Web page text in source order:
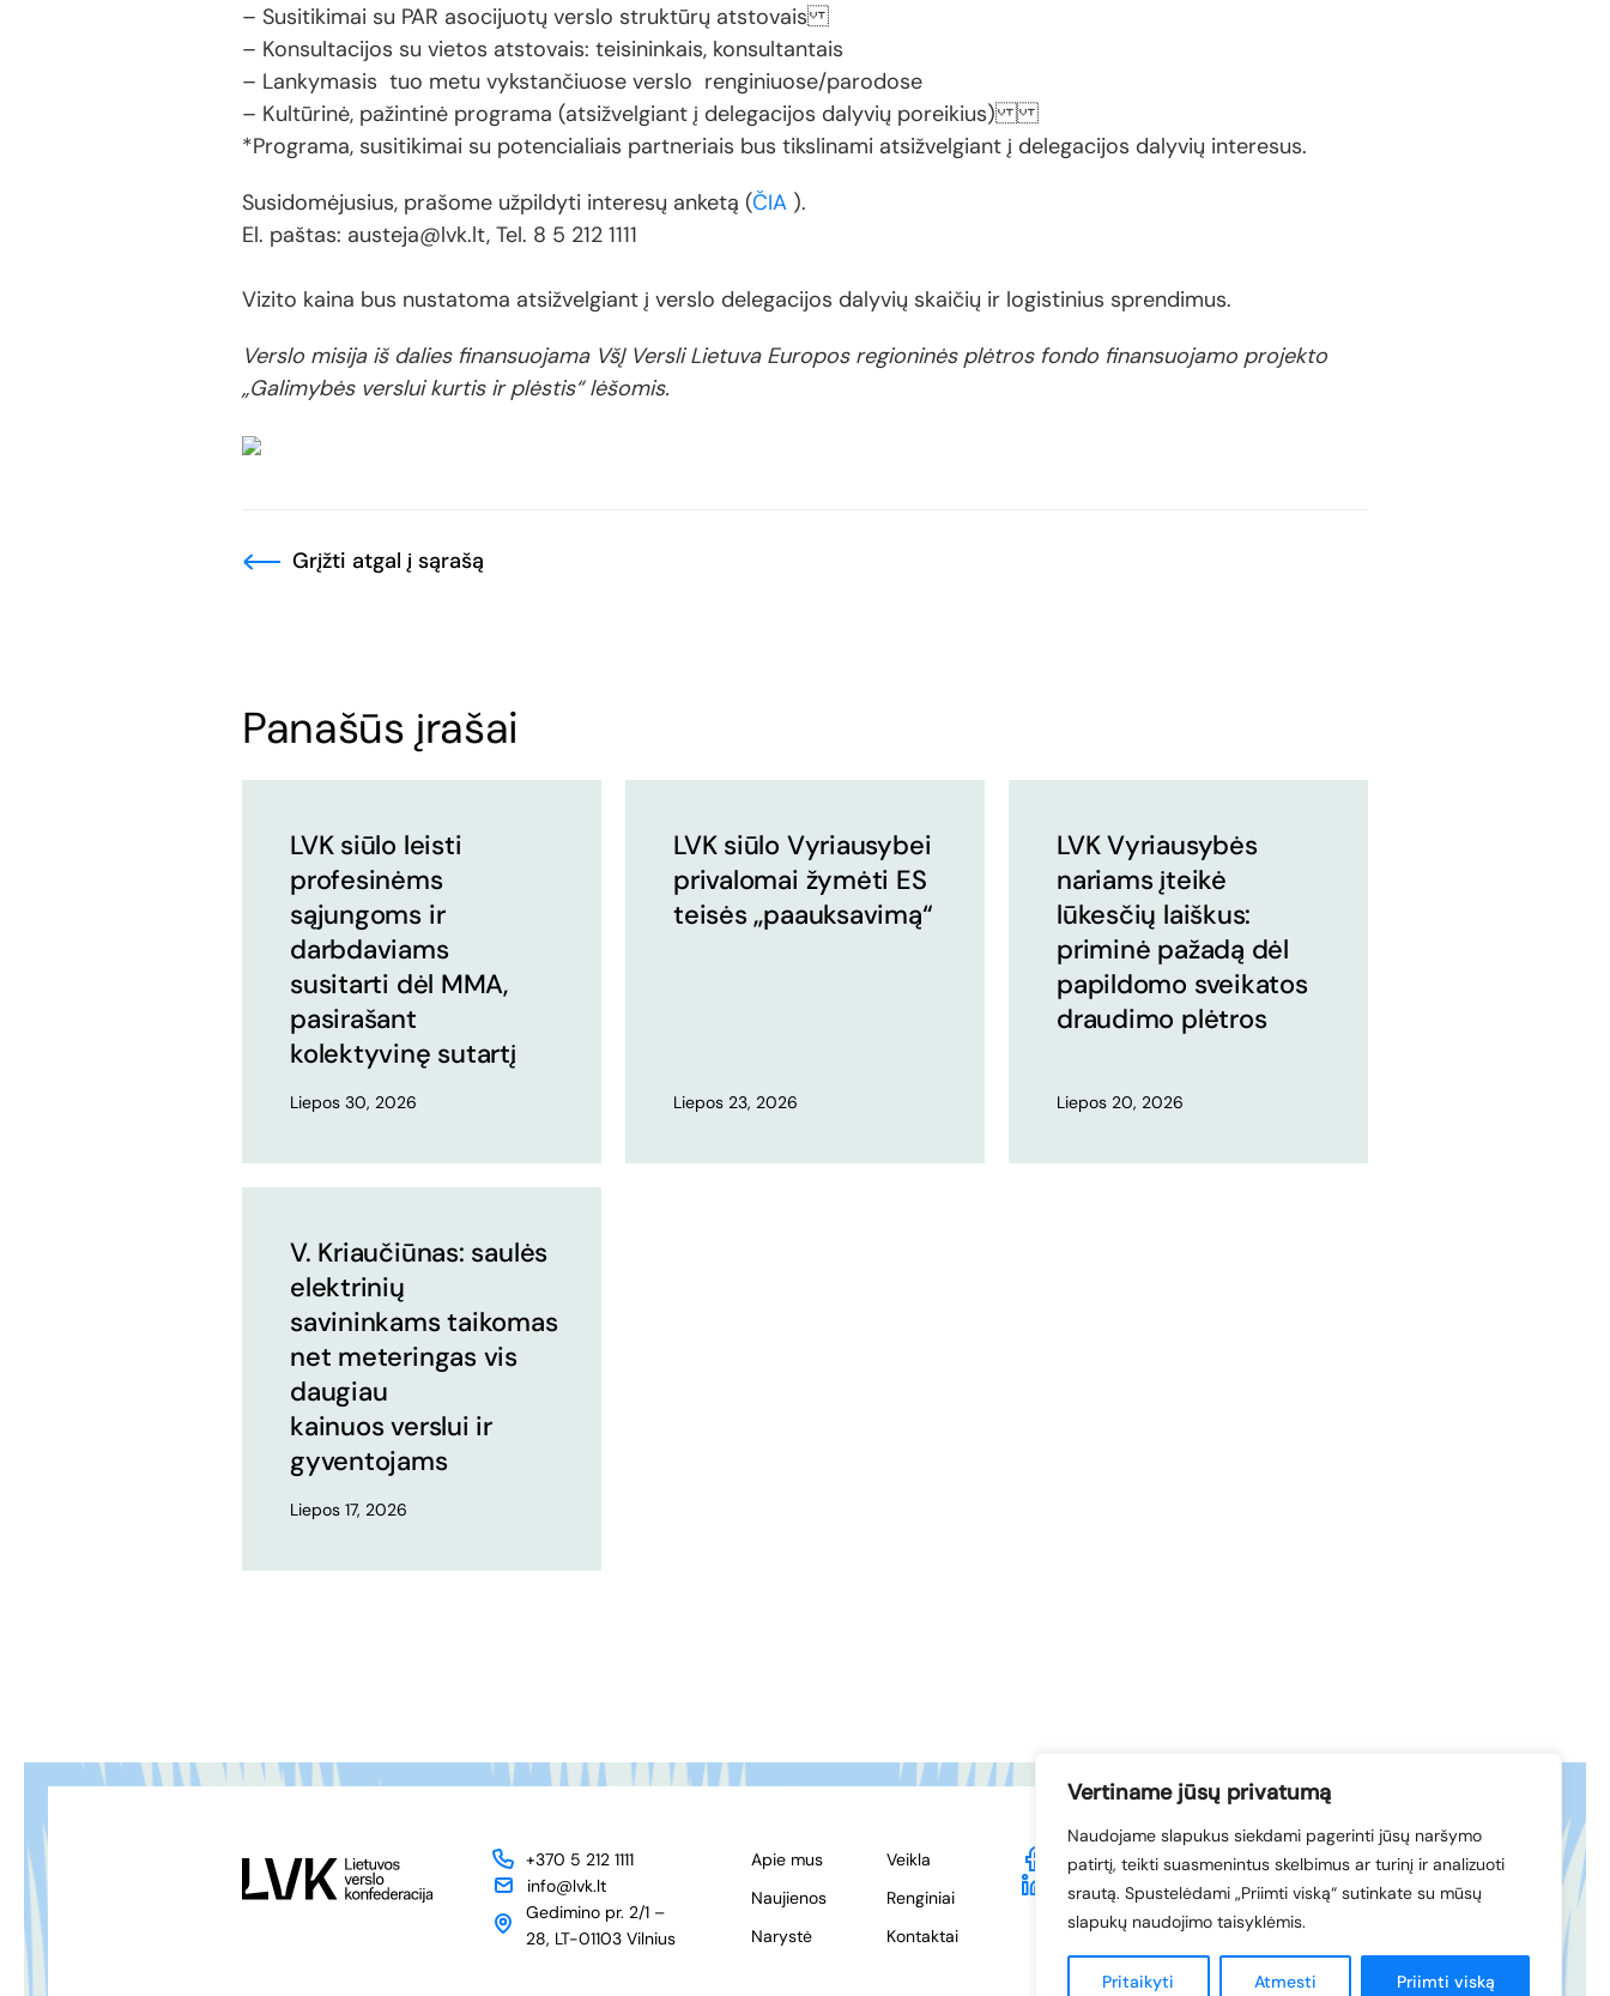
Vertiname jūsų privatumą
Naudojame slapukus siekdami pagerinti jūsų naršymo
patirtį, teikti suasmenintus skelbimus ar turinį ir analizuoti
srautą. Spustelėdami „Priimti viską“ sutinkate su mūsų
slapukų naudojimo taisyklėmis.
Pritaikyti Atmesti Priimti viską
– Susitikimai su PAR asocijuotų verslo struktūrų atstovais
– Konsultacijos su vietos atstovais: teisininkais, konsultantais
– Lankymasis tuo metu vykstančiuose verslo renginiuose/parodose
– Kultūrinė, pažintinė programa (atsižvelgiant į delegacijos dalyvių poreikius)
*Programa, susitikimai su potencialiais partneriais bus tikslinami atsižvelgiant į delegacijos dalyvių interesus.
Susidomėjusius, prašome užpildyti interesų anketą (ČIA ).
El. paštas: austeja@lvk.lt, Tel. 8 5 212 1111
Vizito kaina bus nustatoma atsižvelgiant į verslo delegacijos dalyvių skaičių ir logistinius sprendimus.
Verslo misija iš dalies finansuojama VšĮ Versli Lietuva Europos regioninės plėtros fondo finansuojamo projekto
„Galimybės verslui kurtis ir plėstis“ lėšomis.
Grįžti atgal į sąrašą
Panašūs įrašai
LVK siūlo leisti
profesinėms
sąjungoms ir
darbdaviams
susitarti dėl MMA,
pasirašant
kolektyvinę sutartį
Liepos 30, 2026
LVK siūlo Vyriausybei
privalomai žymėti ES
teisės „paauksavimą“
Liepos 23, 2026
LVK Vyriausybės
nariams įteikė
lūkesčių laiškus:
priminė pažadą dėl
papildomo sveikatos
draudimo plėtros
Liepos 20, 2026
V. Kriaučiūnas: saulės
elektrinių
savininkams taikomas
net meteringas vis
daugiau
kainuos verslui ir
gyventojams
Liepos 17, 2026
+370 5 212 1111
info@lvk.lt
Gedimino pr. 2/1 –
28, LT-01103 Vilnius
Apie mus
Naujienos
Narystė
Veikla
Renginiai
Kontaktai
Facebook
LinkedIn
© 1994-2026 LVK